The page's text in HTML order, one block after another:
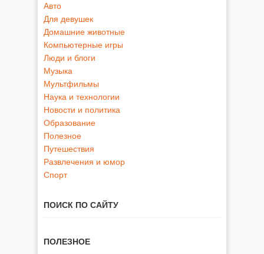
Авто
Для девушек
Домашние животные
Компьютерные игры
Люди и блоги
Музыка
Мультфильмы
Наука и технологии
Новости и политика
Образование
Полезное
Путешествия
Развлечения и юмор
Спорт
ПОИСК ПО САЙТУ
ПОЛЕЗНОЕ